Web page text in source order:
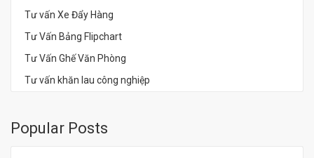
Tư vấn Xe Đẩy Hàng
Tư Vấn Bảng Flipchart
Tư Vấn Ghế Văn Phòng
Tư vấn khăn lau công nghiệp
Popular Posts